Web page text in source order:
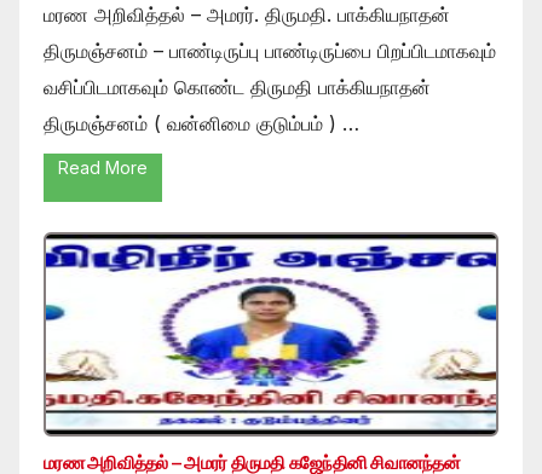
மரண அறிவித்தல் – அமரர். திருமதி. பாக்கியநாதன்
திருமஞ்சனம் – பாண்டிருப்பு பாண்டிருப்பை பிறப்பிடமாகவும்
வசிப்பிடமாகவும் கொண்ட திருமதி பாக்கியநாதன்
திருமஞ்சனம் ( வன்னிமை குடும்பம் ) …
Read More
மரண அறிவித்தல் – அமரர் திருமதி கஜேந்தினி சிவானந்தன்